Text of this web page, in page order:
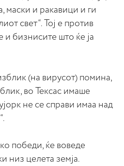
маски и ракавици и ги
свет“. Тој е против
и бизнисите што ќе ја
(на вирусот) помина,
во Тексас имаше
не се справи имаа над
победи, ќе воведе
низ целета земја.